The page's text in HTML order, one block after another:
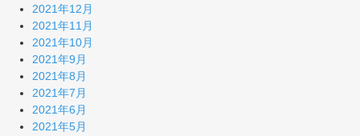
2021年12月
2021年11月
2021年10月
2021年9月
2021年8月
2021年7月
2021年6月
2021年5月